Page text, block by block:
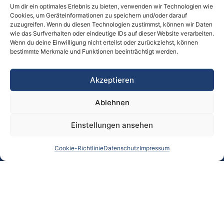
Um dir ein optimales Erlebnis zu bieten, verwenden wir Technologien wie
Cookies, um Geräteinformationen zu speichern und/oder darauf
zuzugreifen. Wenn du diesen Technologien zustimmst, können wir Daten
wie das Surfverhalten oder eindeutige IDs auf dieser Website verarbeiten.
Wenn du deine Einwilligung nicht erteilst oder zurückziehst, können
bestimmte Merkmale und Funktionen beeinträchtigt werden.
Akzeptieren
Ablehnen
Einstellungen ansehen
Cookie-RichtlinieDatenschutzImpressum
Kontakt
praxis@farnaz-ghorbanpour.at
+43 676 472 4863
Sonnenburgstraße 9, 6020 Innsbruck, Österreich